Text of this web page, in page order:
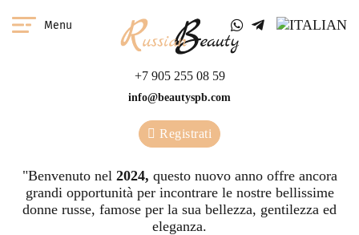
Menu
+7 905 255 08 59
info@beautyspb.com
Registrati
"Benvenuto nel 2024, questo nuovo anno offre ancora
grandi opportunità per incontrare le nostre bellissime
donne russe, famose per la sua bellezza, gentilezza ed
eleganza.